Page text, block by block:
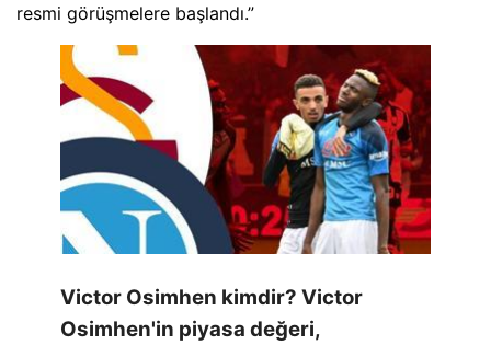
resmi görüşmelere başlandı.”
Victor Osimhen kimdir? Victor
Osimhen'in piyasa değeri,